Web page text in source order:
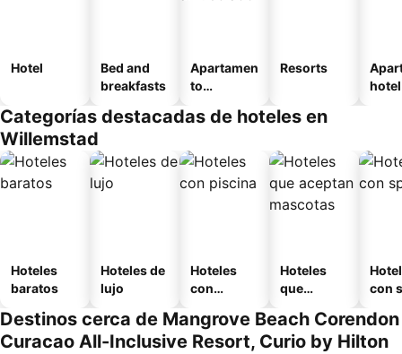
Hotel
Bed and
breakfasts
Apartamen
to
o
Resorts
hotel
Categorías destacadas de hoteles en
Willemstad
Hoteles
baratos
Hoteles de
lujo
Hoteles
con
Hoteles
que
mascotas
con
Destinos cerca de Mangrove Beach Corendon
Curacao All-Inclusive Resort, Curio by Hilton